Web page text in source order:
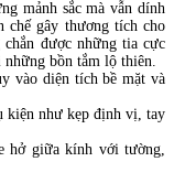
mảnh sắc mà vẫn dính
chế gây thương tích cho
được những tia cực
bồn tắm lộ thiên.
vào diện tích bề mặt và
kiện như kẹp định vị, tay
hở giữa kính với tường,